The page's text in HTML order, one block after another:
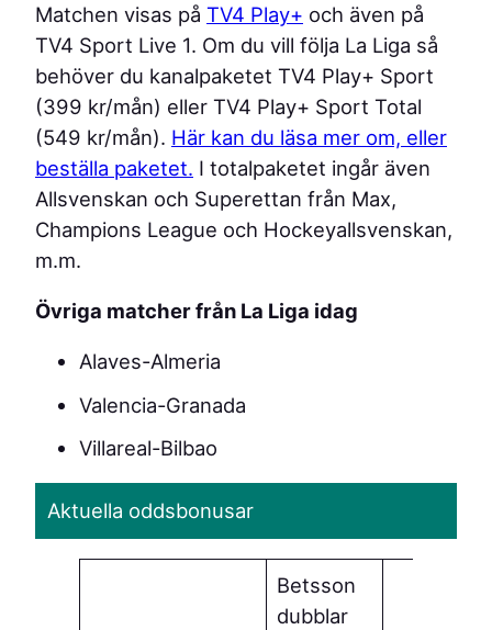
Matchen visas på TV4 Play+ och även på
TV4 Sport Live 1. Om du vill följa La Liga så
behöver du kanalpaketet TV4 Play+ Sport
(399 kr/mån) eller TV4 Play+ Sport Total
(549 kr/mån). Här kan du läsa mer om, eller
beställa paketet. I totalpaketet ingår även
Allsvenskan och Superettan från Max,
Champions League och Hockeyallsvenskan,
m.m.
Övriga matcher från La Liga idag
Alaves-Almeria
Valencia-Granada
Villareal-Bilbao
Aktuella oddsbonusar
Betsson
dubblar